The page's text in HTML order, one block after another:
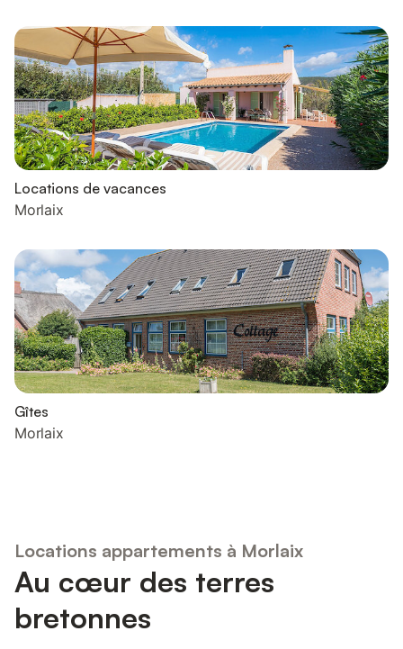
Locations de vacances
Morlaix
Gîtes
Morlaix
Locations appartements à Morlaix
Au cœur des terres
bretonnes